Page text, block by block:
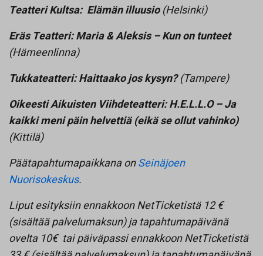
Teatteri Kultsa: Elämän illuusio(Helsinki)
Eräs Teatteri: Maria & Aleksis – Kun on tunteet
(Hämeenlinna)
Tukkateatteri: Haittaako jos kysyn?(Tampere)
Oikeesti Aikuisten Viihdeteatteri: H.E.L.L.O – Ja
kaikki meni päin helvettiä (eikä se ollut vahinko)
(Kittilä)
Päätapahtumapaikkana onSeinäjoen
Nuorisokeskus.
Liput esityksiin ennakkoon NetTicketistä 12 €
(sisältää palvelumaksun) ja tapahtumapäivänä
ovelta 10€ tai päiväpassi ennakkoon NetTicketistä